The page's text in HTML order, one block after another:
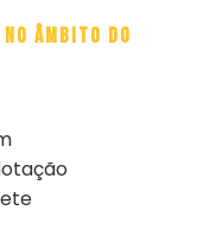
âmbito do